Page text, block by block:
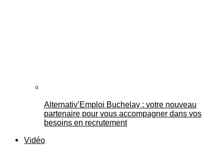
Alternativ’Emploi Buchelay : votre nouveau
partenaire pour vous accompagner dans vos
besoins en recrutement
Vidéo